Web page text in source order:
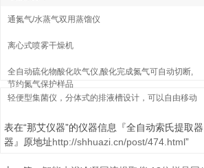
通氮气/水蒸气双用蒸馏仪
离心式喷雾干燥机
全自动硫化物酸化吹气仪,酸化完成氮气可自动切断,
节约氮气保护样品
轻便型集菌仪，分体式的排液槽设计，可以自由移动
表在“那艾仪器”的仪器信息『全自动索氏提取
器』原地址http://shhuazi.cn/post/474.html”